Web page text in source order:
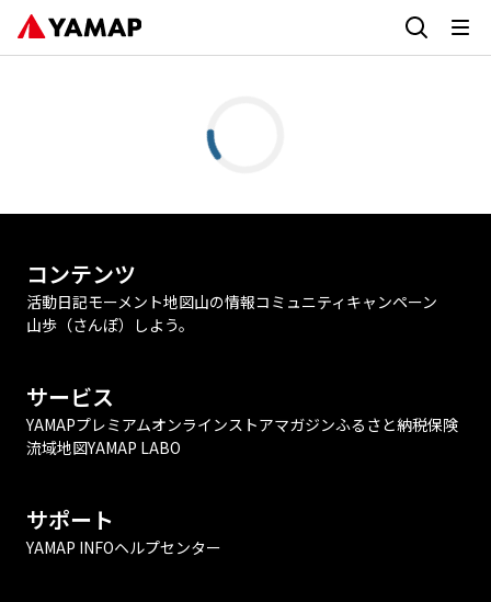
コンテンツ
活動日記モーメント地図山の情報コミュニティ キャンペーン
山歩（さんぽ）しよう。
サービス
YAMAPプレミアムオンラインストアマガジンふるさと納税保険
流域地図YAMAP LABO
サポート
YAMAP INFOヘルプセンター